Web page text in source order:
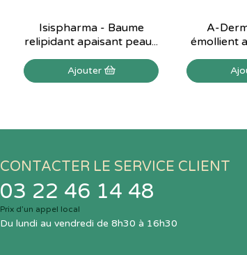
Isispharma - Baume
relipidant apaisant peau...
Ajouter
A-
émollient
CONTACTER LE SERVICE CLIENT
03 22 46 14 48
Prix d’un appel local
Du lundi au vendredi de 8h30 à 16h30